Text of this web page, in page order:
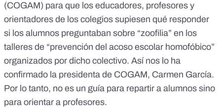
(COGAM) para que los educadores, profesores y
orientadores de los colegios supiesen qué responder
si los alumnos preguntaban sobre “zoofilia” en los
talleres de “prevención del acoso escolar homofóbico”
organizados por dicho colectivo. Así nos lo ha
confirmado la presidenta de COGAM, Carmen García.
Por lo tanto, no es un guía para repartir a alumnos sino
para orientar a profesores.